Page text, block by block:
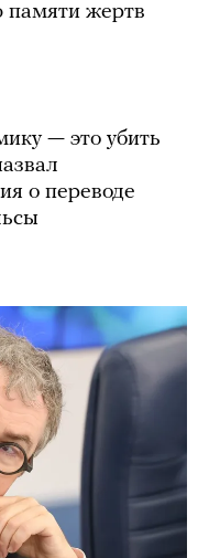
памяти жертв
— это убить
о переводе